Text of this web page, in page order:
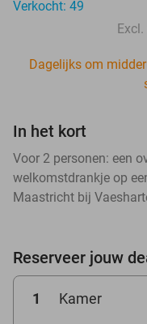
Verkocht: 49
Dagelijks om
In het kort
Voor 2 personen: een
welkomstdrankje op
Maastricht bij
Reserveer jouw
1 Kamer